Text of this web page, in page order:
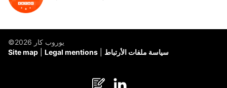
©يوروب كار 2026
Site map
Legal mentions سياسة ملفات الأرتباط